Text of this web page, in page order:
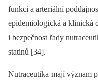
funkci a arteriální
epidemiologická a klinická
i bezpečnost řady
statinů [34].
Nutraceutika mají význam